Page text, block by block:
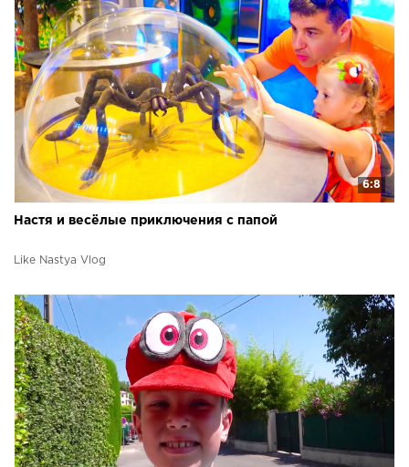
6:8
Настя и весёлые приключения с папой
Like Nastya Vlog